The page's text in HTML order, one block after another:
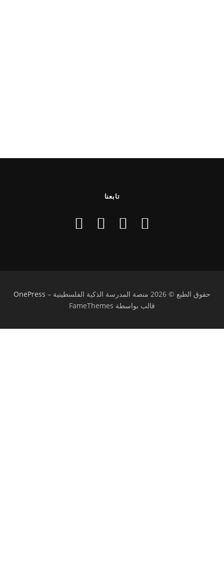
تابعنا
حقوق الطبع © 2026 منصة المدرسة الذكية الفلسطينية –
OnePress
قالب بواسطة FameThemes